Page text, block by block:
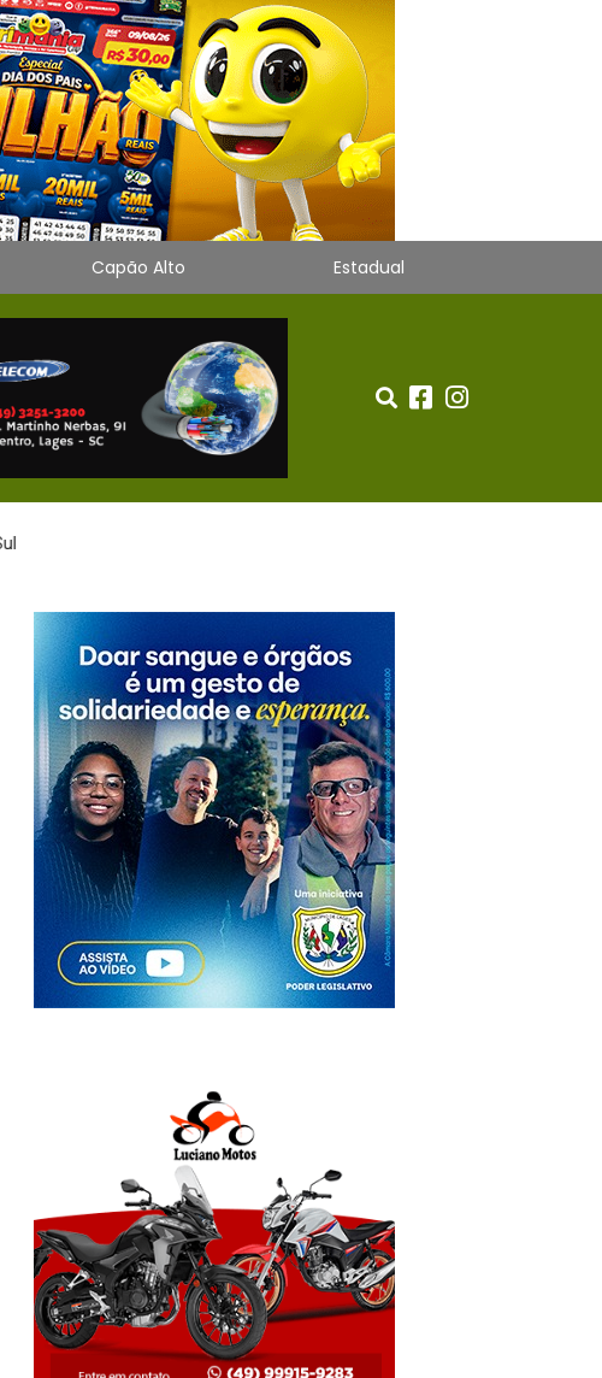
Capão Alto Estadual